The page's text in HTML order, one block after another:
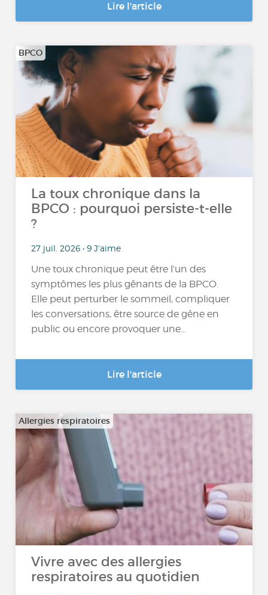
Lire l'article
BPCO
La toux chronique dans la
BPCO : pourquoi persiste-t-elle
?
27 juil. 2026 • 9 J'aime
Une toux chronique peut être l’un des
symptômes les plus gênants de la BPCO.
Elle peut perturber le sommeil, compliquer
les conversations, être source de gêne en
public ou encore provoquer une...
Lire l'article
Allergies respiratoires
Vivre avec des allergies
respiratoires au quotidien